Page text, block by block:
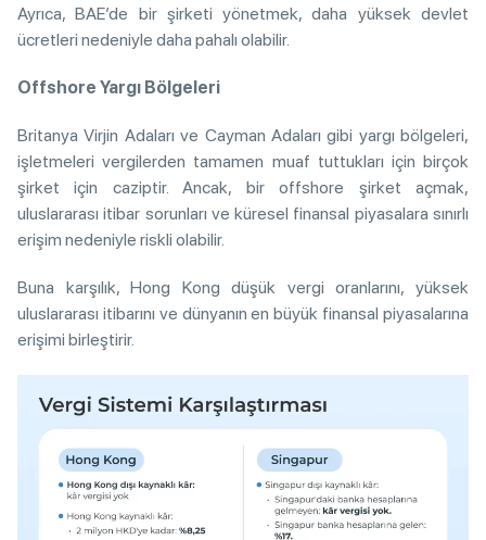
Ayrıca, BAE’de bir şirketi yönetmek, daha yüksek devlet
ücretleri nedeniyle daha pahalı olabilir.
Offshore Yargı Bölgeleri
Britanya Virjin Adaları ve Cayman Adaları gibi yargı bölgeleri,
işletmeleri vergilerden tamamen muaf tuttukları için birçok
şirket için caziptir. Ancak, bir offshore şirket açmak,
uluslararası itibar sorunları ve küresel finansal piyasalara sınırlı
erişim nedeniyle riskli olabilir.
Buna karşılık, Hong Kong düşük vergi oranlarını, yüksek
uluslararası itibarını ve dünyanın en büyük finansal piyasalarına
erişimi birleştirir.